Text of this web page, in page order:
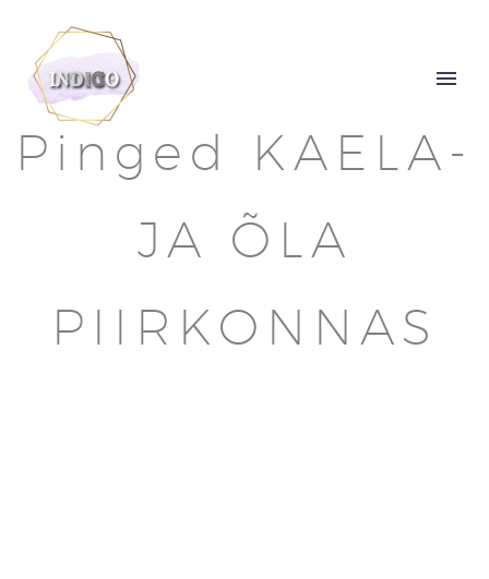
Pinged KAELA-
JA ÕLA
PIIRKONNAS